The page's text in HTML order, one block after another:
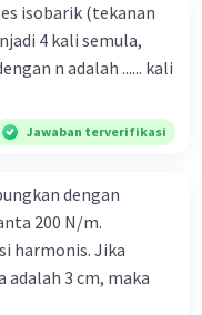
isobarik (tekanan
4 kali semula,
n adalah ...... kali
Jawaban terverifikasi
dengan
200 N/m.
harmonis. Jika
3 cm, maka